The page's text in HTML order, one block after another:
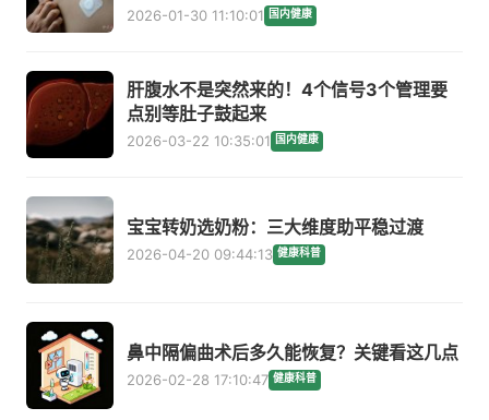
2026-01-30 11:10:01 国内健康
肝腹水不是突然来的！4个信号3个管理要
点别等肚子鼓起来
2026-03-22 10:35:01 国内健康
宝宝转奶选奶粉：三大维度助平稳过渡
2026-04-20 09:44:13 健康科普
鼻中隔偏曲术后多久能恢复？关键看这几点
2026-02-28 17:10:47 健康科普